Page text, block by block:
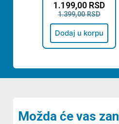
1.399,00RSD
1.199,00 RSD
Dodaj u korpu
Možda će vas